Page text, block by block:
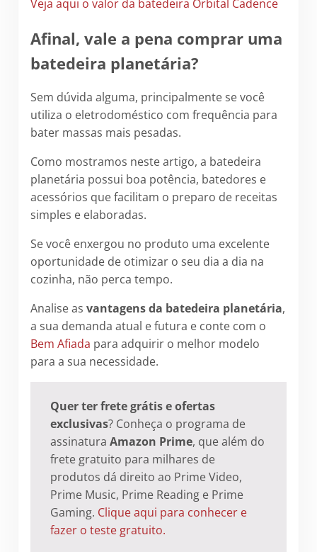
Veja aqui o valor da batedeira Orbital Cadence
Afinal, vale a pena comprar uma
batedeira planetária?
Sem dúvida alguma, principalmente se você
utiliza o eletrodoméstico com frequência para
bater massas mais pesadas.
Como mostramos neste artigo, a batedeira
planetária possui boa potência, batedores e
acessórios que facilitam o preparo de receitas
simples e elaboradas.
Se você enxergou no produto uma excelente
oportunidade de otimizar o seu dia a dia na
cozinha, não perca tempo.
Analise as vantagens da batedeira planetária,
a sua demanda atual e futura e conte com o
Bem Afiada para adquirir o melhor modelo
para a sua necessidade.
Quer ter frete grátis e ofertas
exclusivas? Conheça o programa de
assinaturaAmazon Prime, que além do
frete gratuito para milhares de
produtos dá direito ao Prime Video,
Prime Music, Prime Reading e Prime
Gaming. Clique aqui para conhecer e
fazer o teste gratuito.